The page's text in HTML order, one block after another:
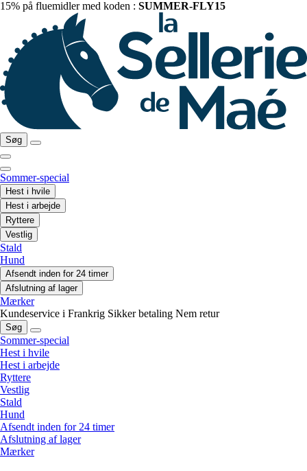
15% på fluemidler med koden : SUMMER-FLY15
Søg
Sommer-special
Hest i hvile
Hest i arbejde
Ryttere
Vestlig
Stald
Hund
Afsendt inden for 24 timer
Afslutning af lager
Mærker
Kundeservice i Frankrig Sikker betaling Nem retur
Søg
Sommer-special
Hest i hvile
Hest i arbejde
Ryttere
Vestlig
Stald
Hund
Afsendt inden for 24 timer
Afslutning af lager
Mærker